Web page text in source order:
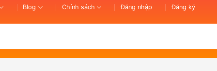
Blog Chính sách Đăng nhập Đăng ký